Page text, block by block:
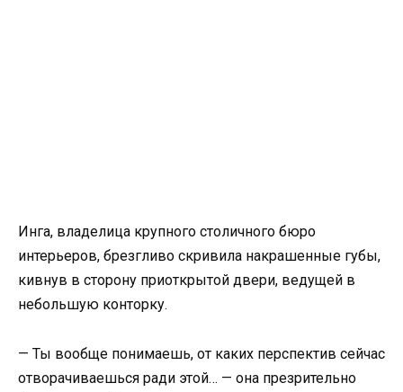
Инга, владелица крупного столичного бюро
интерьеров, брезгливо скривила накрашенные губы,
кивнув в сторону приоткрытой двери, ведущей в
небольшую конторку.
— Ты вообще понимаешь, от каких перспектив сейчас
отворачиваешься ради этой… — она презрительно